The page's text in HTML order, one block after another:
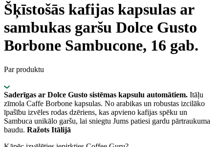
Šķīstošās kafijas kapsulas ar
sambukas garšu Dolce Gusto
Borbone Sambucone, 16 gab.
Par produktu
Saderīgas ar Dolce Gusto sistēmas kapsulu automātiem. Itāļu
zīmola Caffe Borbone kapsulas. No arabikas un robustas izcilāko
īpašību izvēles rodas dzēriens, kas apvieno kafijas spēku un
Sambuca unikālo garšu, lai sniegtu Jums patiesi gardu pārtraukuma
baudu. Ražots Itālijā